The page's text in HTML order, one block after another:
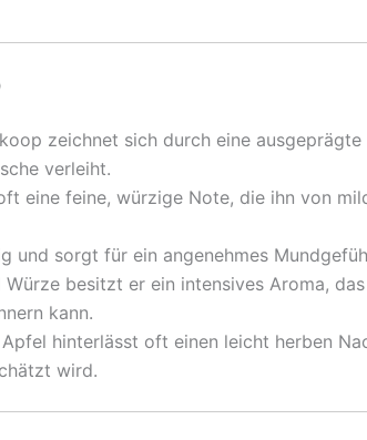
zeichnet sich durch eine ausgeprägte
verleiht.
eine feine, würzige Note, die ihn von
und sorgt für ein angenehmes
Würze besitzt er ein intensives Aroma,
kann.
hinterlässt oft einen leicht herben
wird.